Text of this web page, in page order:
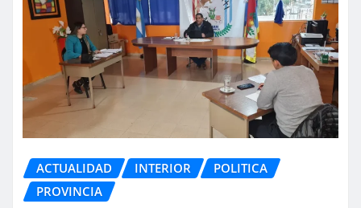
ACTUALIDAD INTERIOR
POLITICA
PROVINCIA